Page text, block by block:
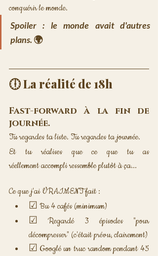
conquérir le monde.
Spoiler : le monde avait d'autres
plans. 🌍
🕕 La réalité de 18h
Fast-forward à la fin de
journée.
Tu regardes ta liste. Tu regardes ta journée.
Et tu réalises que ce que tu as
réellement accompli ressemble plutôt à ça...
Ce que j'ai VRAIMENT fait :
☑ Bu 4 cafés (minimum)
☑ Regardé 3 épisodes "pour
décompresser" (c'était prévu, clairement)
☑ Googlé un truc random pendant 45